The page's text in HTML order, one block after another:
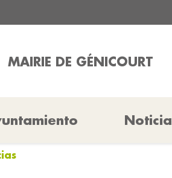
MAIRIE DE GÉNICOURT